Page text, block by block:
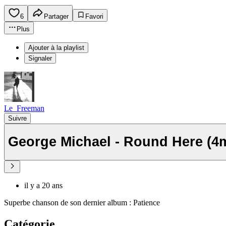
6 Partager
Favori
Plus
Ajouter à la playlist
Signaler
Le_Freeman
Suivre
George Michael - Round Here
il y a 20 ans
Superbe chanson de son dernier album : Patience